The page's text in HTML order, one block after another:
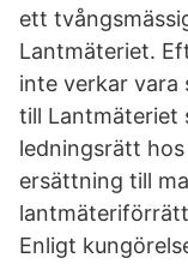
ett
Lantmäteriet.
inte verkar vara
till Lantmäteriet
ledningsrätt
ersättning till
Enligt